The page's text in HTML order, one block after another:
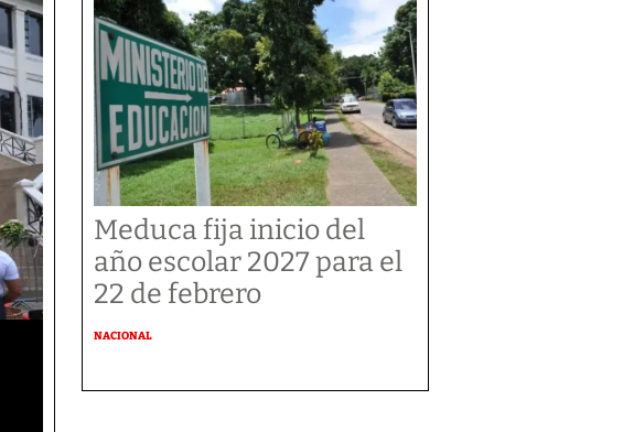
Meduca fija inicio del
año escolar 2027 para el
22 de febrero
NACIONAL